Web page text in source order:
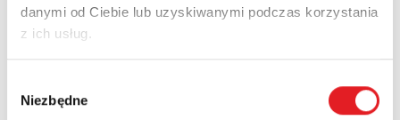
danymi od Ciebie lub uzyskiwanymi podczas korzystania
z ich usług.
zgody
Niezbędne
Adres e-mail: *